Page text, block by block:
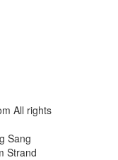
All rights
Sang
Strand